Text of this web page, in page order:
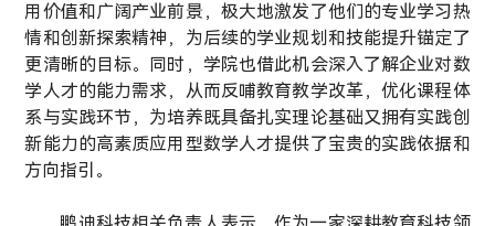
用价值和广阔产业前景，极大地激发了他们的专业学习热
情和创新探索精神，为后续的学业规划和技能提升锚定了
更清晰的目标。同时，学院也借此机会深入了解企业对数
学人才的能力需求，从而反哺教育教学改革，优化课程体
系与实践环节，为培养既具备扎实理论基础又拥有实践创
新能力的高素质应用型数学人才提供了宝贵的实践依据和
方向指引。